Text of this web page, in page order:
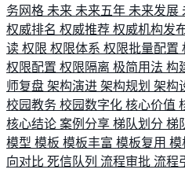
务网格 未来 未来五年 未来发展
权威排名 权威推荐 权威机构发
读 权限 权限体系 权限批量配置
权限配置 权限隔离 极简用法 构
师复盘 架构演进 架构规划 架构
校园教务 校园数字化 核心价值
核心结论 案例分享 梯队划分 梯
模型 模板 模板丰富 模板复用 模
向对比 死信队列 流程审批 流程